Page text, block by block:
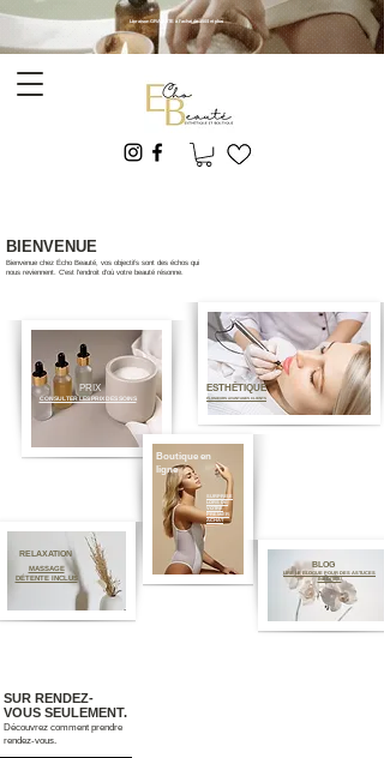
Livraison GRATUITE à l'achat de 150$ et plus
BIENVENUE
Bienvenue chez Écho Beauté, vos objectifs sont des échos qui
nous reviennent. C'est l'endroit d'où votre beauté résonne.
PRIX ESTHÉTIQUE
RELAXATION
MASSAGE
DÉTENTE INCLUS
Boutique en
ligne
BLOG
CONSULTER LES PRIX DES SOINS
LIRE LE BLOGUE POUR DES ASTUCES
INÉDITES!
PLUSIEURS AVANTAGES CLIENTS
SURPRISE
LORS DE
VOTRE
PREMIER
ACHAT
SUR RENDEZ-
VOUS SEULEMENT.
Découvrez comment prendre
rendez-vous.